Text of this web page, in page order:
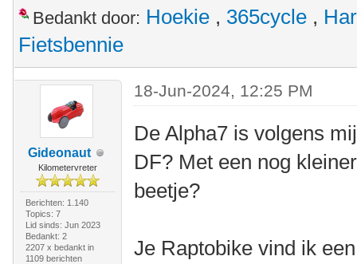
Bedankt door: Hoekie , 365cycle ,
Fietsbennie
Gideonaut
Kilometervreter
Berichten: 1.140
Topics: 7
Lid sinds: Jun 2023
Bedankt: 2
2207 x bedankt in
1109 berichten
18-Jun-2024, 12:25 PM
De Alpha7 is volgens
DF? Met een nog
beetje?
Je Raptobike vind ik